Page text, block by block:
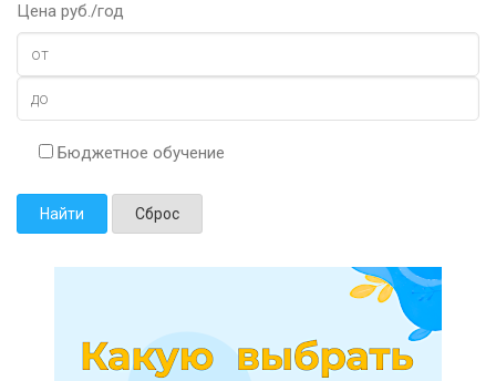
Цена руб./год
Бюджетное обучение
Найти Сброс